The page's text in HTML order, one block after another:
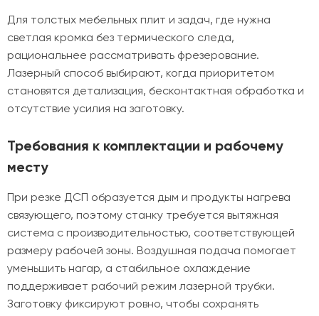
Для толстых мебельных плит и задач, где нужна
светлая кромка без термического следа,
рациональнее рассматривать фрезерование.
Лазерный способ выбирают, когда приоритетом
становятся детализация, бесконтактная обработка и
отсутствие усилия на заготовку.
Требования к комплектации и рабочему
месту
При резке ДСП образуется дым и продукты нагрева
связующего, поэтому станку требуется вытяжная
система с производительностью, соответствующей
размеру рабочей зоны. Воздушная подача помогает
уменьшить нагар, а стабильное охлаждение
поддерживает рабочий режим лазерной трубки.
Заготовку фиксируют ровно, чтобы сохранять